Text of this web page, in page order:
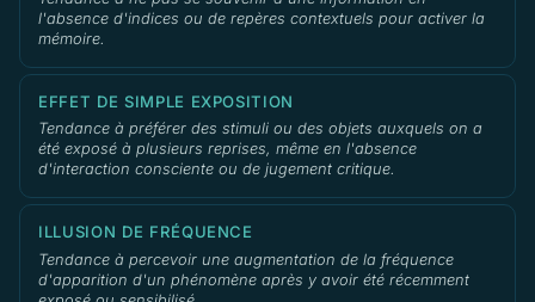
l'absence d'indices ou de repères contextuels pour activer la
mémoire.
EFFET DE SIMPLE EXPOSITION
Tendance à préférer des stimuli ou des objets auxquels on a
été exposé à plusieurs reprises, même en l'absence
d'interaction consciente ou de jugement critique.
ILLUSION DE FRÉQUENCE
Tendance à percevoir une augmentation de la fréquence
d'apparition d'un phénomène après y avoir été récemment